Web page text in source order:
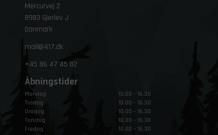
Mercurvej 2
8983 Gjerlev J
Danmark
mail@417.dk
+45 86 47 45 82
Åbningstider
Mandag
10.00 – 16.30
Tirsdag
10.00 – 16.30
Onsdag
10.00 – 16.30
Torsdag
10.00 – 16.30
Fredag
10.00 – 16.30